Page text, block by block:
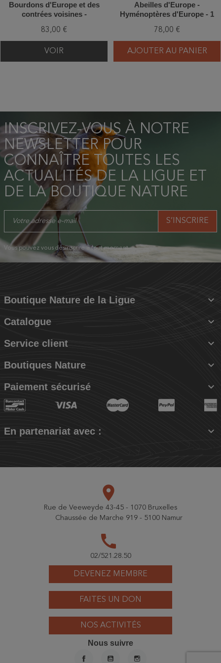
Bourdons d'Europe et des
contrées voisines -
83,00 €
VOIR
Abeilles d'Europe -
Hyménoptères d'Europe - 1
78,00 €
AJOUTER AU PANIER
INSCRIVEZ-VOUS À NOTRE
NEWSLETTER POUR
CONNAÎTRE TOUTES LES
ACTUALITÉS DE LA LIGUE ET
DE LA BOUTIQUE NATURE
Vous pouvez vous désinscrire à tout moment.
Boutique Nature de la Ligue 
Catalogue 
Service client 
Boutiques Nature 
Paiement sécurisé 
En partenariat avec : 
DEVENEZ MEMBRE
FAITES UN DON
NOS ACTIVITÉS
place
Rue de Veeweyde 43-45 - 1070 Bruxelles
Chaussée de Marche 919 - 5100 Namur
call
02/521.28.50
Nous suivre